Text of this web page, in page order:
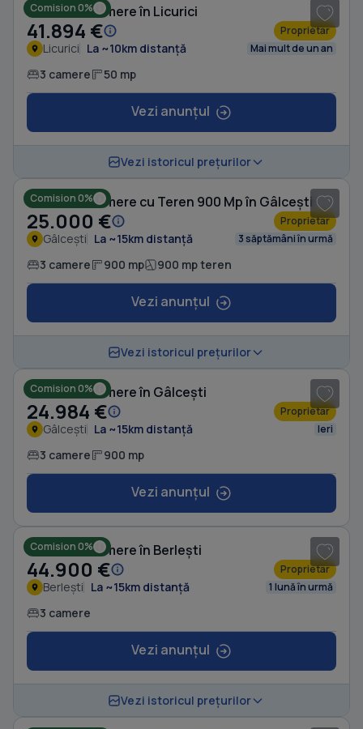
Comision 0%
Casă cu 3 camere în Licurici
41.894 € Proprietar
Licurici La ~10km distanță Mai mult de un an
3 camere 50 mp
Vezi anunțul
Vezi istoricul prețurilor
Comision 0%
Casă cu 3 camere cu Teren 900 Mp în Gâlcești
25.000 € Proprietar
Gâlcești La ~15km distanță 3 săptămâni în urmă
3 camere 900 mp 900 mp teren
Vezi anunțul
Vezi istoricul prețurilor
Comision 0%
Casă cu 3 camere în Gâlcești
24.984 € Proprietar
Gâlcești La ~15km distanță Ieri
3 camere 900 mp
Vezi anunțul
Comision 0%
Casă cu 3 camere în Berlești
44.900 € Proprietar
Berlești La ~15km distanță 1 lună în urmă
3 camere
Vezi anunțul
Vezi istoricul prețurilor